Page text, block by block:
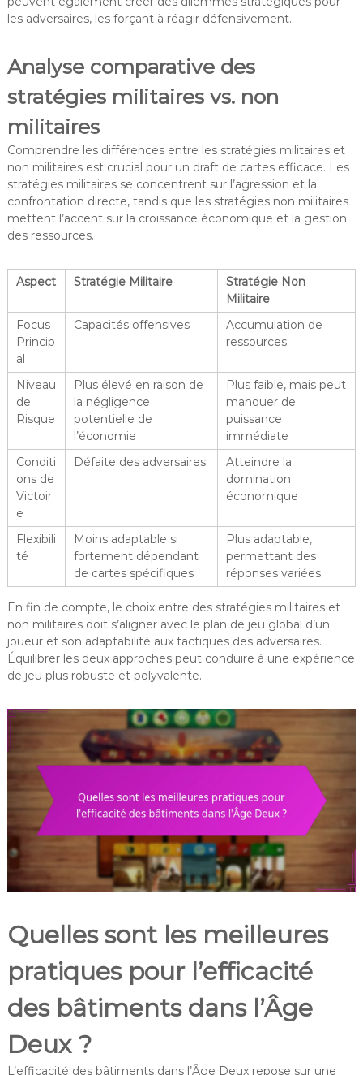
les adversaires, les forçant à réagir défensivement.
Analyse comparative des
stratégies militaires vs. non
militaires
Comprendre les différences entre les stratégies militaires et
non militaires est crucial pour un draft de cartes efficace. Les
stratégies militaires se concentrent sur l’agression et la
confrontation directe, tandis que les stratégies non militaires
mettent l’accent sur la croissance économique et la gestion
des ressources.
Aspect Stratégie Militaire
Stratégie Non
Militaire
Focus
Princip
al
Capacités offensives
Accumulation de
ressources
Niveau
de
Risque
Plus élevé en raison de
la négligence
potentielle de
l’économie
Plus faible, mais peut
manquer de
puissance
immédiate
Conditi
ons de
Victoir
e
Défaite des adversaires
Atteindre la
domination
économique
Flexibili
té
Moins adaptable si
fortement dépendant
de cartes spécifiques
Plus adaptable,
permettant des
réponses variées
En fin de compte, le choix entre des stratégies militaires et
non militaires doit s’aligner avec le plan de jeu global d’un
joueur et son adaptabilité aux tactiques des adversaires.
Équilibrer les deux approches peut conduire à une expérience
de jeu plus robuste et polyvalente.
Quelles sont les meilleures
pratiques pour l’efficacité
des bâtiments dans l’Âge
Deux ?
L’efficacité des bâtiments dans l’Âge Deux repose sur une